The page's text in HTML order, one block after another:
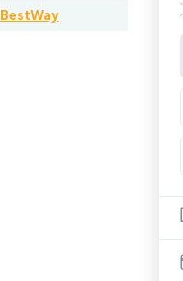
BestWay